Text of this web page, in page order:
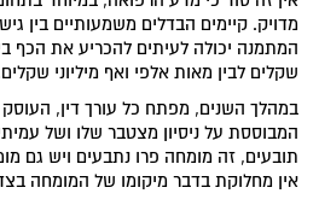
מדויק. קיימים הבדלים משמעותיים בין
המתמנה יכולה לעיתים להכריע את הכף
שקלים לבין מאות אלפי ואף מיליוני
במהלך השנים, מפתח כל עורך דין,
המבוססת על ניסיון מצטבר שלו ושל
תובעים, זה מומחה פרו נתבעים ויש גם
אין מחלוקת בדבר מיקומו של המומחה